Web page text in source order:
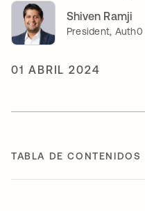
Shiven Ramji
President, Auth0
01 ABRIL 2024
TABLA DE CONTENIDOS